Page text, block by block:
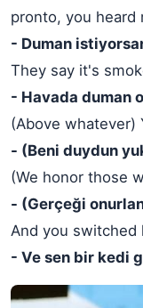
pronto, you heard
- Duman
They say it's
- Havada duman
(Above whatever)
- (Beni duydun
(We honor those
- (Gerçeği
And you switched
- Ve sen bir kedi